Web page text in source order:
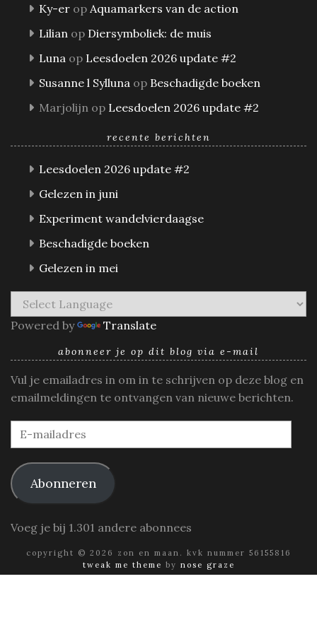
Ky-er op Aquamarkers van de action
Lilian op Diersymboliek: de muis
Luna op Leesdoelen 2026 update #2
Susanne l Sylluna op Beschadigde boeken
Marjolijn op Leesdoelen 2026 update #2
recente berichten
Leesdoelen 2026 update #2
Gelezen in juni
Experiment wandelvierdaagse
Beschadigde boeken
Gelezen in mei
Powered by Translate
abonneer je op dit blog via e-mail
Vul je emailadres in om in te schrijven op deze blog en
emailmeldingen te ontvangen van nieuwe berichten.
E-
mailadres
Abonneren
Voeg je bij 1.301 andere abonnees
copyright © 2026 zon en maan. kvk nummer 56155816
tweak me theme by nose graze